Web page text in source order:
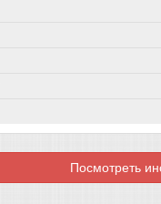
Посмотреть